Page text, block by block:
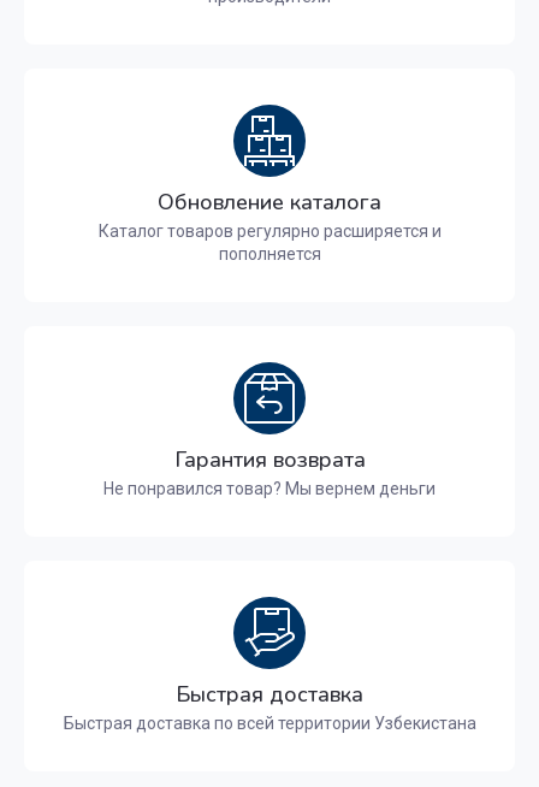
Обновление каталога
Каталог товаров регулярно расширяется и
пополняется
Гарантия возврата
Не понравился товар? Мы вернем деньги
Быстрая доставка
Быстрая доставка по всей территории Узбекистана